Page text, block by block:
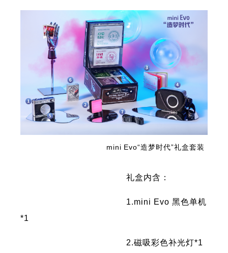
mini Evo“造梦时代”礼盒套装
礼盒内含：
1.mini Evo 黑色单机
*1
2.磁吸彩色补光灯*1